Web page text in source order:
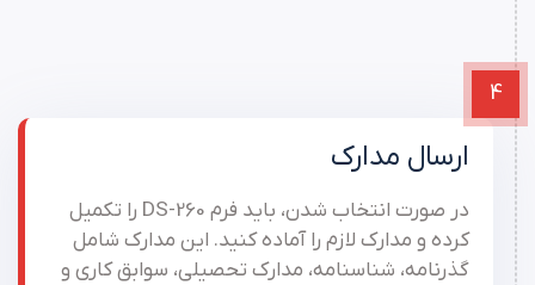
4
ارسال مدارک
در صورت انتخاب شدن، باید فرم DS-260 را تکمیل
کرده و مدارک لازم را آماده کنید. این مدارک شامل
گذرنامه، شناسنامه، مدارک تحصیلی، سوابق کاری و